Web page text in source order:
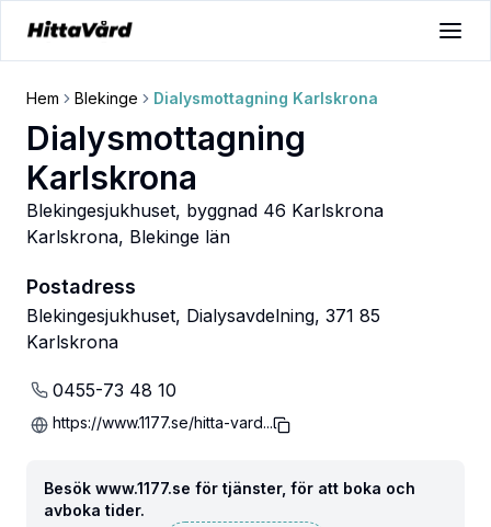
Hem Blekinge Dialysmottagning Karlskrona
Dialysmottagning
Karlskrona
Blekingesjukhuset, byggnad 46 Karlskrona
Karlskrona, Blekinge län
Postadress
Blekingesjukhuset, Dialysavdelning, 371 85
Karlskrona
0455-73 48 10
https://www.1177.se/hitta-vard...
Besök www.1177.se för tjänster, för att boka och
avboka tider.